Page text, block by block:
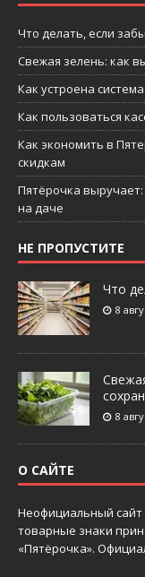
Что делать, если
Свежая зелень: как
Как устроена
Как пользоваться
Как экономить в
скидкам
Пятёрочка
на даче
НЕ ПРОПУСТИТЕ
Что
8
8
О САЙТЕ
Неофициальный сайт
товарные знаки
«Пятёрочка».